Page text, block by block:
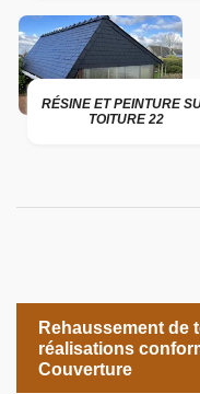
RÉSINE ET PEINTURE
TOITURE 22
Rehaussement de
réalisations
Couverture